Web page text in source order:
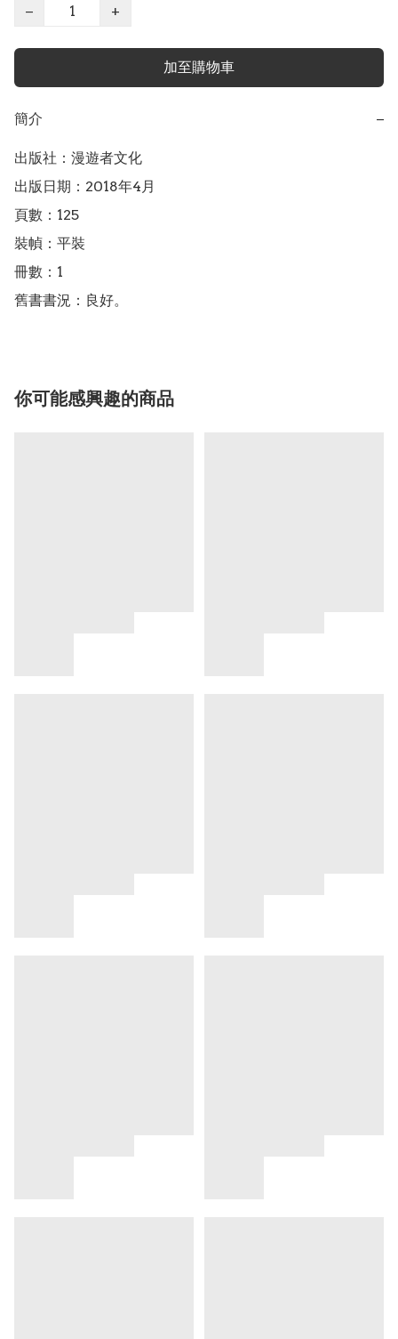
−
+
加至購物車
簡介 −
出版社：漫遊者文化
出版日期：2018年4月
頁數：125
裝幀：平裝
冊數：1
舊書書況：良好。
你可能感興趣的商品